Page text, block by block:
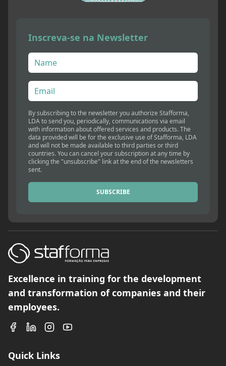
Inscreva-se na Newsletter
By subscribing to the newsletter you authorize Stafforma,
LDA to send you, periodically, communications via email
with information about offered services and products. The
data provided will be for the exclusive use of Stafforma, LDA
and will not be made available to third parties or third
countries. You can cancel your subscription at any time by
clicking the "unsubscribe" link at the end of the newsletters
sent.
SUBSCRIBE
Excellence in training for the development
and transformation of companies and their
employees.
Quick Links